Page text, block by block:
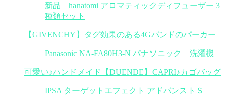
新品 hanatomi アロマティックディフューザー 3
種類セット
【GIVENCHY】タグ効果のある4Gバンドのパーカー
Panasonic NA-FA80H3-N パナソニック 洗濯機
可愛い♪ハンドメイド【DUENDE】CAPRI♪カゴバッグ
IPSA ターゲットエフェクト アドバンストＳ